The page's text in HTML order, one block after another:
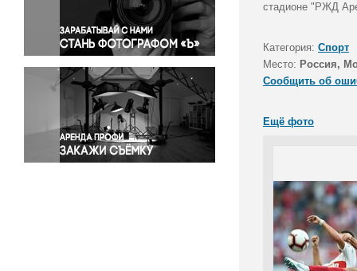
Правосудие
Происшествия и конфликты
Религия
Светская жизнь
Спорт
Экология
Экономика и бизнес
стадионе "РЖД
Категория: Спорт
Место: Россия,
Сообщить об
Ещё фото